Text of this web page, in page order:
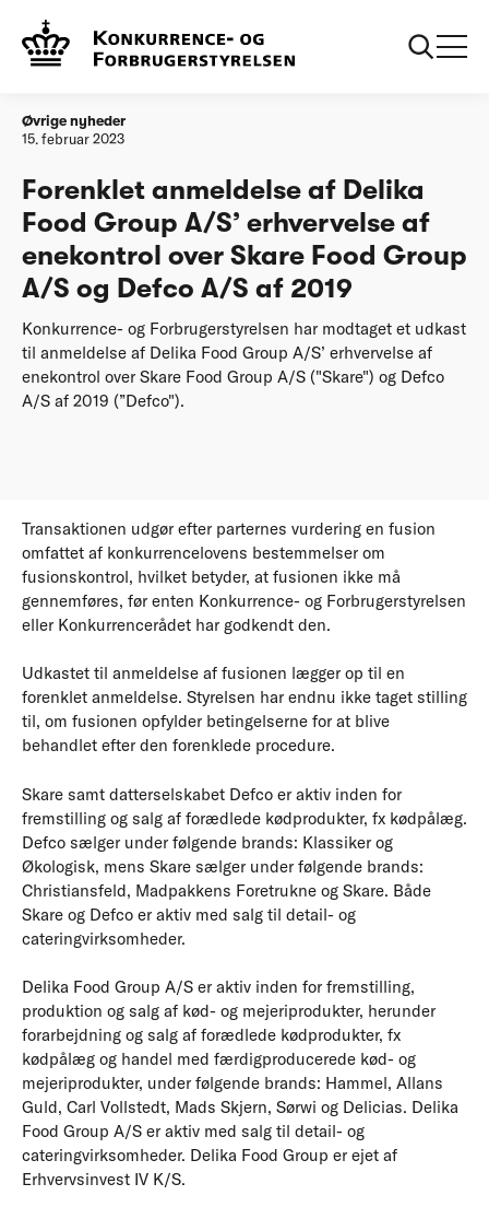
Forside
af enekontrol over Skare Food Group A/S og Defco A/S af
2019
Øvrige nyheder
15. februar 2023
Forenklet anmeldelse af Delika
Food Group A/S’ erhvervelse af
enekontrol over Skare Food Group
A/S og Defco A/S af 2019
Konkurrence- og Forbrugerstyrelsen har modtaget et udkast
til anmeldelse af Delika Food Group A/S’ erhvervelse af
enekontrol over Skare Food Group A/S ("Skare") og Defco
A/S af 2019 (”Defco").
Transaktionen udgør efter parternes vurdering en fusion
omfattet af konkurrencelovens bestemmelser om
fusionskontrol, hvilket betyder, at fusionen ikke må
gennemføres, før enten Konkurrence- og Forbrugerstyrelsen
eller Konkurrencerådet har godkendt den.
Udkastet til anmeldelse af fusionen lægger op til en
forenklet anmeldelse. Styrelsen har endnu ikke taget stilling
til, om fusionen opfylder betingelserne for at blive
behandlet efter den forenklede procedure.
Skare samt datterselskabet Defco er aktiv inden for
fremstilling og salg af forædlede kødprodukter, fx kødpålæg.
Defco sælger under følgende brands: Klassiker og
Økologisk, mens Skare sælger under følgende brands:
Christiansfeld, Madpakkens Foretrukne og Skare. Både
Skare og Defco er aktiv med salg til detail- og
cateringvirksomheder.
Delika Food Group A/S er aktiv inden for fremstilling,
produktion og salg af kød- og mejeriprodukter, herunder
forarbejdning og salg af forædlede kødprodukter, fx
kødpålæg og handel med færdigproducerede kød- og
mejeriprodukter, under følgende brands: Hammel, Allans
Guld, Carl Vollstedt, Mads Skjern, Sørwi og Delicias. Delika
Food Group A/S er aktiv med salg til detail- og
cateringvirksomheder. Delika Food Group er ejet af
Erhvervsinvest IV K/S.